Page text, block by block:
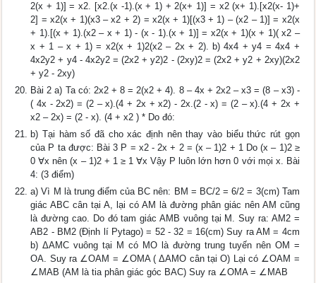
2(x + 1)] = x2. [x2.(x -1).(x + 1) + 2(x+ 1)] = x2 (x+ 1).[x2(x- 1)+
2] = x2(x + 1)(x3 – x2 + 2) = x2(x + 1)[(x3 + 1) – (x2 – 1)] = x2(x
+ 1).[(x + 1).(x2 – x + 1) - (x - 1).(x + 1)] = x2(x + 1)(x + 1)( x2 –
x + 1 – x + 1) = x2(x + 1)2(x2 – 2x + 2). b) 4x4 + y4 = 4x4 +
4x2y2 + y4 - 4x2y2 = (2x2 + y2)2 - (2xy)2 = (2x2 + y2 + 2xy)(2x2
+ y2 - 2xy)
Bài 2 a) Ta có: 2x2 + 8 = 2(x2 + 4). 8 – 4x + 2x2 – x3 = (8 – x3) -
( 4x - 2x2) = (2 – x).(4 + 2x + x2) - 2x.(2 - x) = (2 – x).(4 + 2x +
x2 – 2x) = (2 - x). (4 + x2 ) * Do đó:
b) Tại hàm số đã cho xác định nên thay vào biểu thức rút gọn
của P ta được: Bài 3 P = x2 - 2x + 2 = (x – 1)2 + 1 Do (x – 1)2 ≥
0 ∀x nên (x – 1)2 + 1 ≥ 1 ∀x Vậy P luôn lớn hơn 0 với mọi x. Bài
4: (3 điểm)
a) Vì M là trung điểm của BC nên: BM = BC/2 = 6/2 = 3(cm) Tam
giác ABC cân tại A, lại có AM là đường phân giác nên AM cũng
là đường cao. Do đó tam giác AMB vuông tại M. Suy ra: AM2 =
AB2 - BM2 (Định lí Pytago) = 52 - 32 = 16(cm) Suy ra AM = 4cm
b) ΔAMC vuông tại M có MO là đường trung tuyến nên OM =
OA. Suy ra ∠OAM = ∠OMA ( ΔAMO cân tại O) Lại có ∠OAM =
∠MAB (AM là tia phân giác góc BAC) Suy ra ∠OMA = ∠MAB